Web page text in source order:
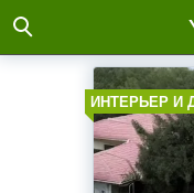
ИНТЕРЬЕР И